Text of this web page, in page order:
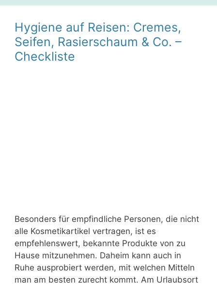
Hygiene auf Reisen: Cremes,
Seifen, Rasierschaum & Co. –
Checkliste
Besonders für empfindliche Personen, die nicht
alle Kosmetikartikel vertragen, ist es
empfehlenswert, bekannte Produkte von zu
Hause mitzunehmen. Daheim kann auch in
Ruhe ausprobiert werden, mit welchen Mitteln
man am besten zurecht kommt. Am Urlaubsort